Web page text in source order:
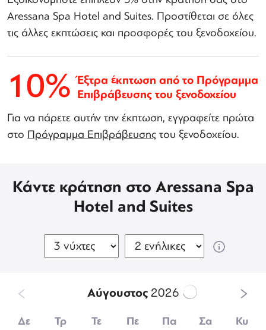
Aressana Spa Hotel and Suites. Προστίθεται σε όλες
τις άλλες εκπτώσεις και προσφορές του ξενοδοχείου.
10% Έξτρα έκπτωση από το Πρόγραμμα
Επιβράβευσης του ξενοδοχείου
Για να πάρετε αυτήν την έκπτωση, εγγραφείτε πρώτα
στο Πρόγραμμα Επιβράβευσηςτου ξενοδοχείου.
Κάντε κράτηση στο Aressana Spa
Hotel and Suites
Αύγουστος2026
Δε Τρ Τε Πε Πα Σα
Κυ